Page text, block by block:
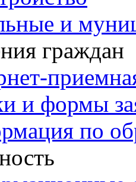
и
граждан
и формы
по